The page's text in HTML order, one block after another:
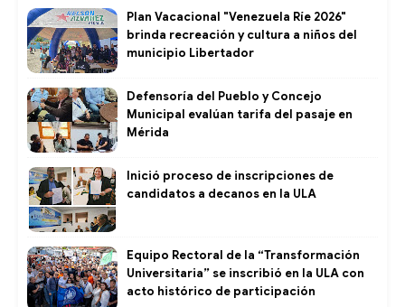
Plan Vacacional "Venezuela Ríe 2026"
brinda recreación y cultura a niños del
municipio Libertador
Defensoría del Pueblo y Concejo
Municipal evalúan tarifa del pasaje en
Mérida
Inició proceso de inscripciones de
candidatos a decanos en la ULA
Equipo Rectoral de la “Transformación
Universitaria” se inscribió en la ULA con
acto histórico de participación